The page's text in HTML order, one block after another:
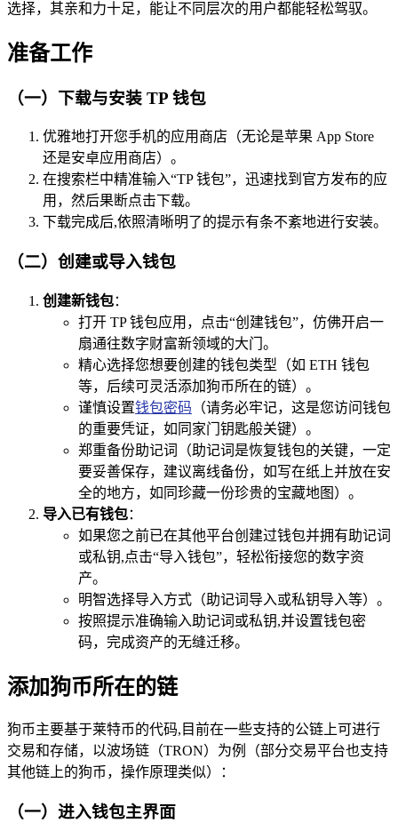
选择，其亲和力十足，能让不同层次的用户都能轻松驾驭。
准备工作
（一）下载与安装 TP 钱包
优雅地打开您手机的应用商店（无论是苹果 App Store
还是安卓应用商店）。
在搜索栏中精准输入“TP 钱包”，迅速找到官方发布的应
用，然后果断点击下载。
下载完成后,依照清晰明了的提示有条不紊地进行安装。
（二）创建或导入钱包
创建新钱包：
打开 TP 钱包应用，点击“创建钱包”，仿佛开启一
扇通往数字财富新领域的大门。
精心选择您想要创建的钱包类型（如 ETH 钱包
等，后续可灵活添加狗币所在的链）。
谨慎设置钱包密码 （请务必牢记，这是您访问钱包
的重要凭证，如同家门钥匙般关键）。
郑重备份助记词（助记词是恢复钱包的关键，一定
要妥善保存，建议离线备份，如写在纸上并放在安
全的地方，如同珍藏一份珍贵的宝藏地图）。
导入已有钱包：
如果您之前已在其他平台创建过钱包并拥有助记词
或私钥,点击“导入钱包”，轻松衔接您的数字资
产。
明智选择导入方式（助记词导入或私钥导入等）。
按照提示准确输入助记词或私钥,并设置钱包密
码，完成资产的无缝迁移。
添加狗币所在的链
狗币主要基于莱特币的代码,目前在一些支持的公链上可进行
交易和存储，以波场链（TRON）为例（部分交易平台也支持
其他链上的狗币，操作原理类似）：
（一）进入钱包主界面